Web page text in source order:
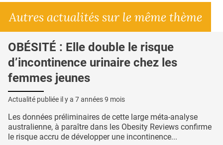
Autres actualités sur le même thème
OBÉSITÉ : Elle double le risque
d’incontinence urinaire chez les
femmes jeunes
Actualité publiée il y a 7 années 9 mois
Les données préliminaires de cette large méta-analyse
australienne, à paraître dans les Obesity Reviews confirme
le risque accru de développer une incontinence...